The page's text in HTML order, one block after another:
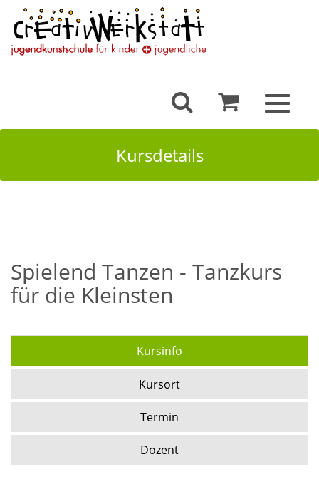
Toggle
Kursdetails
Spielend Tanzen - Tanzkurs
für die Kleinsten
Kursinfo
Kursort
Termin
Dozent